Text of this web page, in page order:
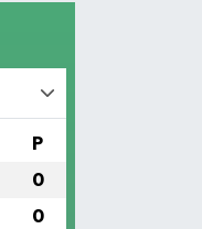
P
0
0